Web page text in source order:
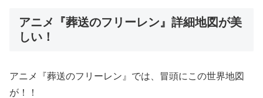
アニメ『葬送のフリーレン』詳細地図が美
しい！
アニメ『葬送のフリーレン』では、冒頭にこの世界地図
が！！